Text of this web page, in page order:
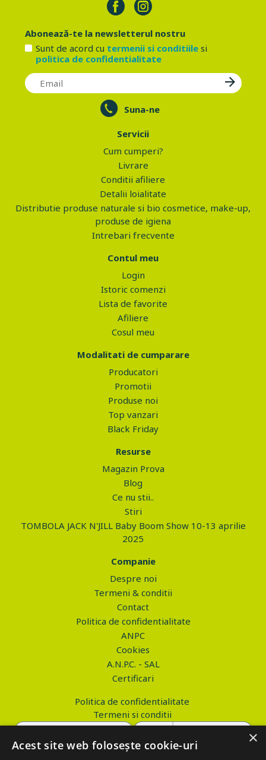
Abonează-te la newsletterul nostru
Sunt de acord cu termenii si conditiilesi
politica de confidentialitate
Suna-ne
Servicii
Cum cumperi?
Livrare
Conditii afiliere
Detalii loialitate
Distributie produse naturale si bio cosmetice, make-up,
produse de igiena
Intrebari frecvente
Contul meu
Login
Istoric comenzi
Lista de favorite
Afiliere
Cosul meu
Modalitati de cumparare
Producatori
Promotii
Produse noi
Top vanzari
Black Friday
Resurse
Magazin Prova
Blog
Ce nu stii..
Stiri
TOMBOLA JACK N'JILL Baby Boom Show 10-13 aprilie
2025
Companie
Despre noi
Termeni & conditii
Contact
Politica de confidentialitate
ANPC
Cookies
A.N.P.C. - SAL
Certificari
Politica de confidentialitate
Termeni si conditii
×
Acest site web folosește cookie-uri